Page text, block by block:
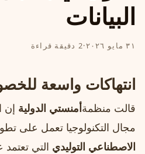
البيانات
٣١ مايو ٢٠٢٦ ·2 دقيقة قراءة
انتهاكات واسعة
قالت منظمةأمنستي الدولية إن
مجال التكنولوجيا تعمل على
الاصطناعي التوليدي التي